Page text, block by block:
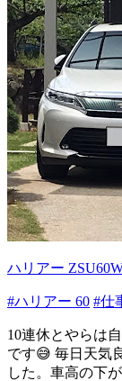
ハリアー
#ハリアー 60 #仕
10連休とやらは
です😅 毎日天気
した。車高の下